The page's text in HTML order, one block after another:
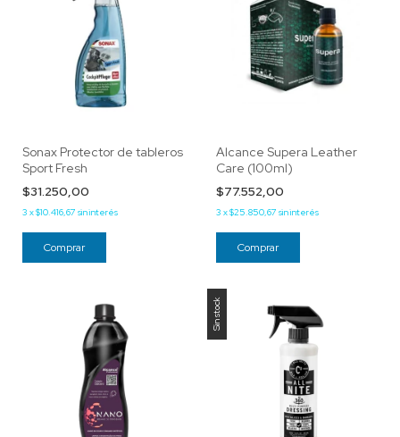
Sonax Protector de tableros
Sport Fresh
$31.250,00
3 x$10.416,67 sin interés
Alcance Supera Leather
Care (100ml)
$77.552,00
3 x$25.850,67 sin interés
Sin stock